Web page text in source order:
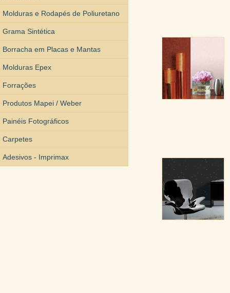
Molduras e Rodapés de Poliuretano
Grama Sintética
Borracha em Placas e Mantas
Molduras Epex
Forrações
Produtos Mapei / Weber
Painéis Fotográficos
Carpetes
Adesivos - Imprimax